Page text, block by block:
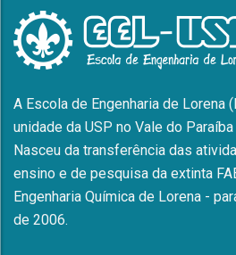
A Escola de Engenharia de Lorena
unidade da USP no Vale do
Nasceu da transferência das
ensino e de pesquisa da extinta
Engenharia Química de Lorena -
de 2006.